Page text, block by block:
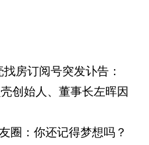
房订阅号突发讣告：
创始人、董事长左晖因